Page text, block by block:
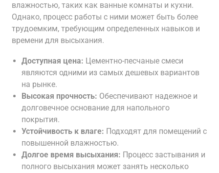
влажностью, таких как ванные комнаты и кухни.
Однако, процесс работы с ними может быть более
трудоемким, требующим определенных навыков и
времени для высыхания.
Доступная цена: Цементно-песчаные смеси
являются одними из самых дешевых вариантов
на рынке.
Высокая прочность: Обеспечивают надежное и
долговечное основание для напольного
покрытия.
Устойчивость к влаге: Подходят для помещений с
повышенной влажностью.
Долгое время высыхания: Процесс застывания и
полного высыхания может занять несколько